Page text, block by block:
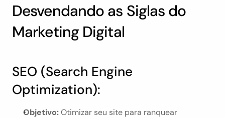
Desvendando as Siglas do
Marketing Digital
SEO (Search Engine
Optimization):
Objetivo: Otimizar seu site para ranquear